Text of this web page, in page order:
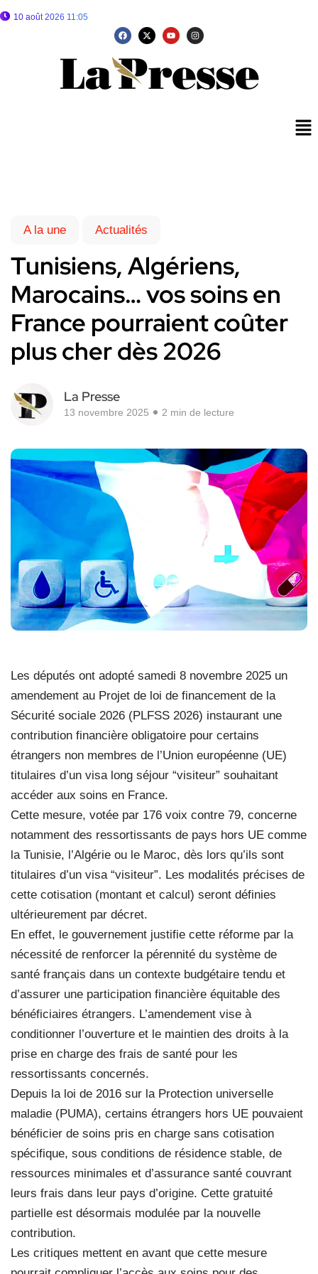
10 août 2026 11:05
A la une Actualités
Tunisiens, Algériens,
Marocains… vos soins en
France pourraient coûter
plus cher dès 2026
La Presse
13 novembre 2025 2 min de lecture
Les députés ont adopté samedi 8 novembre 2025 un
amendement au Projet de loi de financement de la
Sécurité sociale 2026 (PLFSS 2026) instaurant une
contribution financière obligatoire pour certains
étrangers non membres de l’Union européenne (UE)
titulaires d’un visa long séjour “visiteur” souhaitant
accéder aux soins en France.
Cette mesure, votée par 176 voix contre 79, concerne
notamment des ressortissants de pays hors UE comme
la Tunisie, l’Algérie ou le Maroc, dès lors qu’ils sont
titulaires d’un visa “visiteur”. Les modalités précises de
cette cotisation (montant et calcul) seront définies
ultérieurement par décret.
En effet, le gouvernement justifie cette réforme par la
nécessité de renforcer la pérennité du système de
santé français dans un contexte budgétaire tendu et
d’assurer une participation financière équitable des
bénéficiaires étrangers. L’amendement vise à
conditionner l’ouverture et le maintien des droits à la
prise en charge des frais de santé pour les
ressortissants concernés.
Depuis la loi de 2016 sur la Protection universelle
maladie (PUMA), certains étrangers hors UE pouvaient
bénéficier de soins pris en charge sans cotisation
spécifique, sous conditions de résidence stable, de
ressources minimales et d’assurance santé couvrant
leurs frais dans leur pays d’origine. Cette gratuité
partielle est désormais modulée par la nouvelle
contribution.
Les critiques mettent en avant que cette mesure